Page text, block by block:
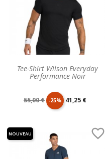
Tee-Shirt Wilson Everyday
Performance Noir
Prix
55,00 € -25% Prix
41,25 €

NOUVEAU